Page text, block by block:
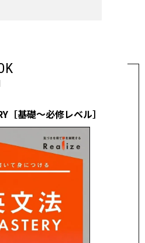
［基礎～必修レベル］